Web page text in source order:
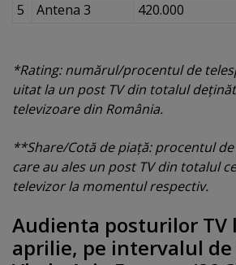
5
Antena 3 420.000
*Rating: numărul/procentul de
uitat la un post TV din totalul
televizoare din România.
**Share/Cotă de piaţă: procentul
care au ales un post TV din totalul
televizor la momentul respectiv.
Audienta posturilor TV
aprilie, pe intervalul